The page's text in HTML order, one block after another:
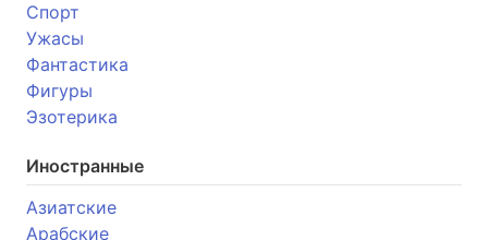
Спорт
Ужасы
Фантастика
Фигуры
Эзотерика
Иностранные
Азиатские
Арабские